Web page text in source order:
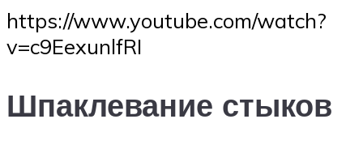
https://www.youtube.com/watch?
v=c9EexunlfRI
Шпаклевание стыков